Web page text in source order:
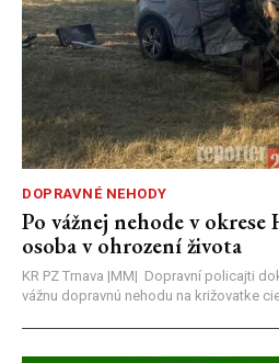
DOPRAVNÉ NEHODY
Po vážnej nehode v okrese
osoba v ohrození života
KR PZ Trnava |MM| Dopravní policajti
vážnu dopravnú nehodu na križovatke